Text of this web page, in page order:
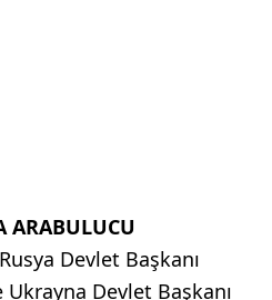
ARABULUCU
Devlet Başkanı
Devlet Başkanı